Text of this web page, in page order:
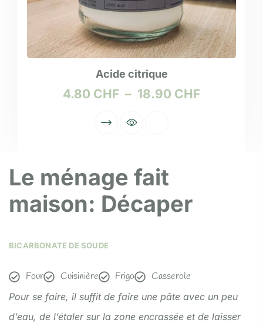
Acide citrique
4.80 CHF – 18.90 CHF
Le ménage fait
maison: Décaper
BICARBONATE DE SOUDE
Four Cuisinière Frigo Casserole
Pour se faire, il suffit de faire une pâte avec un peu
d’eau, de l’étaler sur la zone encrassée et de laisser